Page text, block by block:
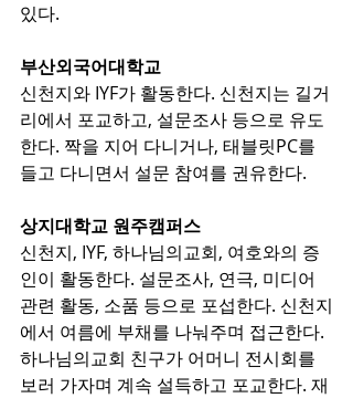
있다.​​
부산외국어대학교
신천지와 IYF가 활동한다. 신천지는 길거
리에서 포교하고, 설문조사 등으로 유도
한다. 짝을 지어 다니거나, 태블릿PC를
들고 다니면서 설문 참여를 권유한다.
상지대학교 원주캠퍼스
신천지, IYF, 하나님의교회, 여호와의 증
인이 활동한다. 설문조사, 연극, 미디어
관련 활동, 소품 등으로 포섭한다. 신천지
에서 여름에 부채를 나눠주며 접근한다.
하나님의교회 친구가 어머니 전시회를
보러 가자며 계속 설득하고 포교한다. 재